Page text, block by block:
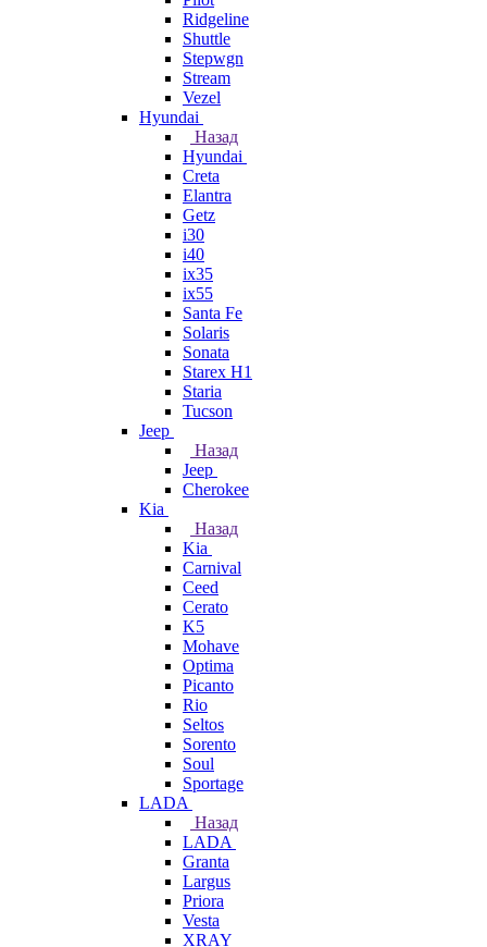
Ridgeline
Shuttle
Stepwgn
Stream
Vezel
Hyundai
Назад
Hyundai
Creta
Elantra
Getz
i30
i40
ix35
ix55
Santa Fe
Solaris
Sonata
Starex H1
Staria
Tucson
Jeep
Назад
Jeep
Cherokee
Kia
Назад
Kia
Carnival
Ceed
Cerato
K5
Mohave
Optima
Picanto
Rio
Seltos
Sorento
Soul
Sportage
LADA
Назад
LADA
Granta
Largus
Priora
Vesta
XRAY